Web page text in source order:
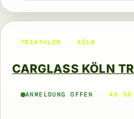
TRIATHLON KÖLN
CARGLASS KÖLN
ANMELDUNG OFFEN AB